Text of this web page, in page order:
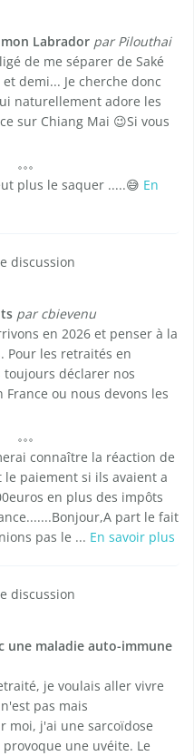
Labrador par Pilouthai
de me séparer de Saké
demi... Je cherche donc
naturellement adore les
sur Chiang Mai 😉Si vous
plus le saquer .....😅 En
discussion
par cbievenu
en 2026 et penser à la
Pour les retraités en
déclarer nos
ou nous devons les
connaître la réaction de
paiement si ils avaient a
en plus des impôts
part le fait
pas le ... En savoir plus
discussion
une maladie auto-immune
je voulais aller vivre
pas mais
moi, j'ai une sarcoïdose
une uvéite. Le